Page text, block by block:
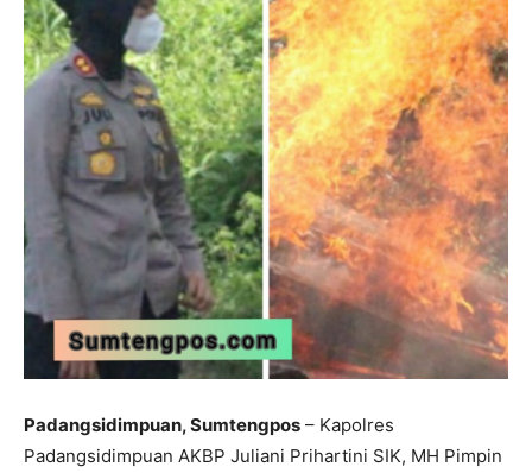
Padangsidimpuan, Sumtengpos – Kapolres
Padangsidimpuan AKBP Juliani Prihartini SIK, MH Pimpin